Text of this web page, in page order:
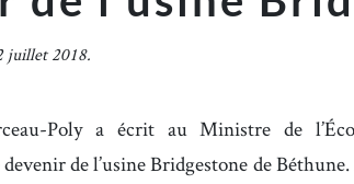
juillet 2018.
Poly a écrit au Ministre de
de l’usine Bridgestone de